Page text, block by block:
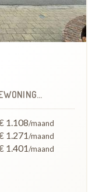
1.108/maand
1.271/maand
1.401/maand